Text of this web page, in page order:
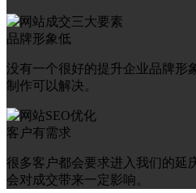
品牌形象低
没有一个很好的提升企业品牌形
制作可以解决。
客户有需求
很多客户都会要求进入我们的延
会对成交带来一定影响。